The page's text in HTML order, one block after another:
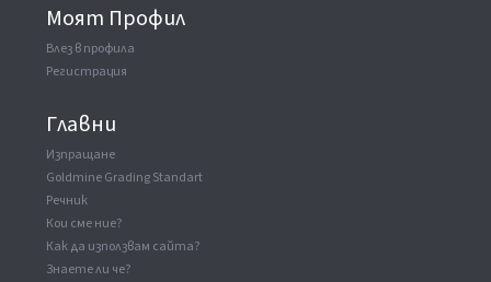
Моят Профил
Влез в профила
Регистрация
Главни
Изпращане
Goldmine Grading Standart
Речник
Кои сме ние?
Как да използвам сайта?
Знаете ли че?